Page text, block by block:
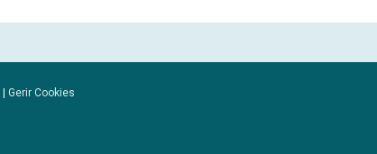
| Gerir Cookies